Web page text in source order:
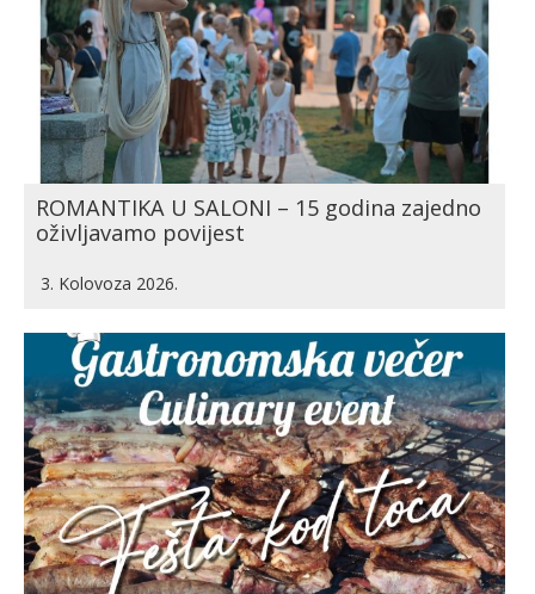
ROMANTIKA U SALONI – 15 godina zajedno
oživljavamo povijest
3. Kolovoza 2026.